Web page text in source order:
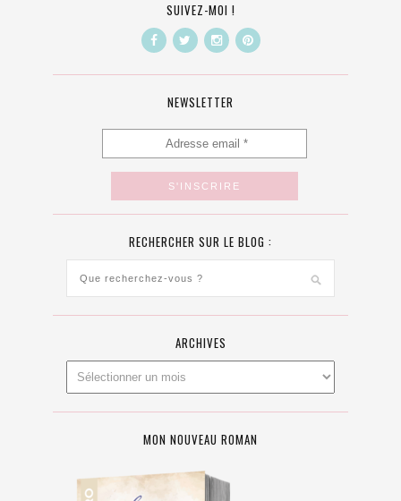
SUIVEZ-MOI !
NEWSLETTER
RECHERCHER SUR LE BLOG :
ARCHIVES
MON NOUVEAU ROMAN